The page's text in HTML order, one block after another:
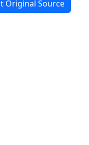
Original Source